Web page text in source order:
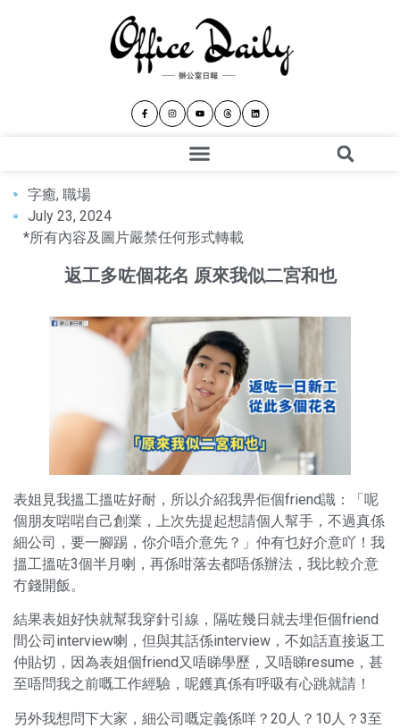
字癒, 職場
July 23, 2024
*所有內容及圖片嚴禁任何形式轉載
返工多咗個花名 原來我似二宮和也
表姐見我搵工搵咗好耐，所以介紹我畀佢個friend識：「呢
個朋友啱啱自己創業，上次先提起想請個人幫手，不過真係
細公司，要一腳踢，你介唔介意先？」仲有乜好介意吖！我
搵工搵咗3個半月喇，再係咁落去都唔係辦法，我比較介意
冇錢開飯。
結果表姐好快就幫我穿針引線，隔咗幾日就去埋佢個friend
間公司interview喇，但與其話係interview，不如話直接返工
仲貼切，因為表姐個friend又唔睇學歷，又唔睇resume，甚
至唔問我之前嘅工作經驗，呢鑊真係有呼吸有心跳就請！
另外我想問下大家，細公司嘅定義係咩？20人？10人？3至